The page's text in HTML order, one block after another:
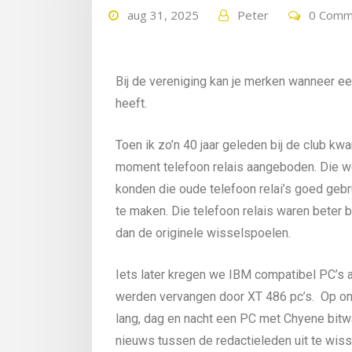
aug 31, 2025 Peter 0
Bij de vereniging kan je merken wanneer
heeft.
Toen ik zo’n 40 jaar geleden bij de club
moment telefoon relais aangeboden. Die
konden die oude telefoon relai’s goed
te maken. Die telefoon relais waren beter
dan de originele wisselspoelen.
Iets later kregen we IBM compatibel PC’s
werden vervangen door XT 486 pc’s. Op
lang, dag en nacht een PC met Chyene
nieuws tussen de redactieleden uit te